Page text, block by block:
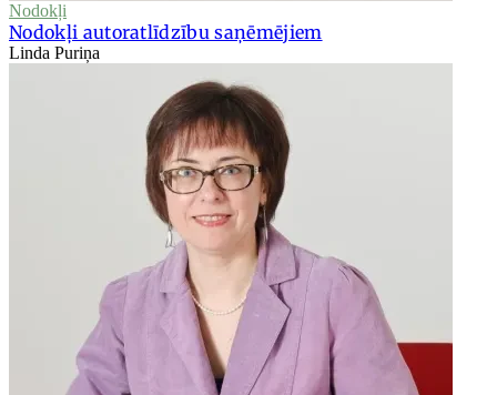
Nodokļi
Nodokļi autoratlīdzību saņēmējiem
Linda Puriņa